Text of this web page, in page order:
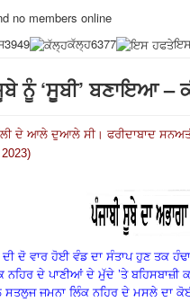
no members online
3949 ਕੱਲ੍ਹ6377
ਨੂੰ ‘ਸੂਬੀ’ ਬਣਾਇਆ
ਦੇ ਆਲੇ ਦੁਆਲੇ ਸੀ। ਫਰੀਦਾਬਾਦ
ਦੀ ਦੋ ਵਾਰ ਹੋਈ ਵੰਡ ਦਾ ਸੰਤਾਪ ਹੁਣ ਤਕ ਹੰਢਾ
ਨਹਿਰ ਦੇ ਪਾਣੀਆਂ ਦੇ ਮੁੱਦੇ ’ਤੇ ਬਹਿਸਬਾਜ਼ੀ
ਸਤਲੁਜ ਜਮਨਾ ਲਿੰਕ ਨਹਿਰ ਦੇ ਮਸਲੇ ਦਾ